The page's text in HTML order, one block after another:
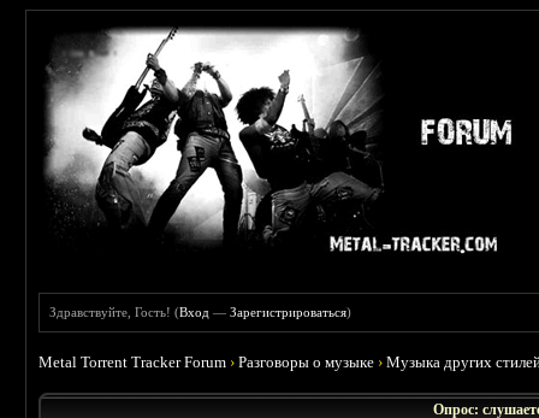
Здравствуйте, Гость! (Вход —Зарегистрироваться)
Metal Torrent Tracker Forum ›Разговоры о музыке ›Музыка других
Опрос: